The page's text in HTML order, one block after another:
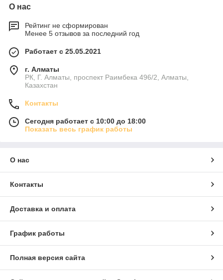
О нас
Рейтинг не сформирован
Менее 5 отзывов за последний год
Работает с 25.05.2021
г. Алматы
РК, Г. Алматы, проспект Раимбека 496/2, Алматы,
Казахстан
Контакты
Сегодня работает с 10:00 до 18:00
Показать весь график работы
О нас
Контакты
Доставка и оплата
График работы
Полная версия сайта